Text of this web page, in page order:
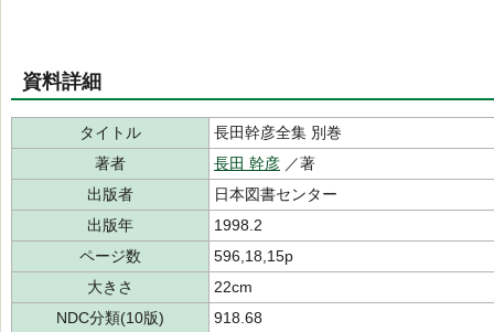
資料詳細
タイトル
長田幹彦全集 別巻
著者
長田 幹彦 ／著
出版者
日本図書センター
出版年
1998.2
ページ数
596,18,15p
大きさ
22cm
NDC分類(10版)
918.68